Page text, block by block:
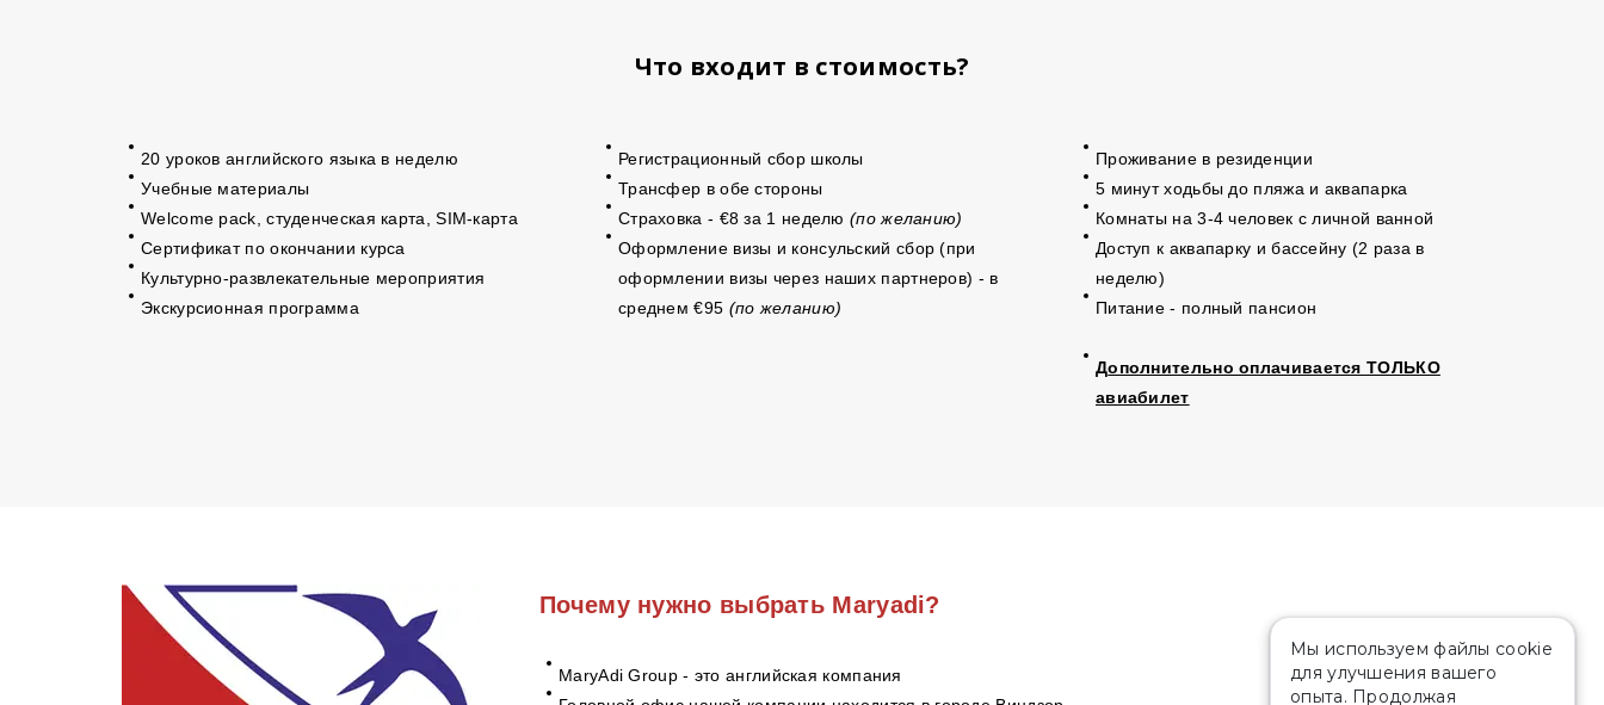
Что входит в стоимость?
20 уроков английского языка в неделю
Учебные материалы
Welcome pack, студенческая карта, SIM-карта
Сертификат по окончании курса
Культурно-развлекательные мероприятия
Экскурсионная программа
Регистрационный сбор школы
Трансфер в обе стороны
Страховка - €8 за 1 неделю(по желанию)
Оформление визы и консульский сбор (при
оформлении визы через наших партнеров) - в
среднем €95 (по желанию)
Проживание в резиденции
5 минут ходьбы до пляжа и аквапарка
Комнаты на 3-4 человек с личной ванной
Доступ к аквапарку и бассейну (2 раза в
неделю)
Питание - полный пансион
Дополнительно оплачивается ТОЛЬКО
авиабилет
Почему нужно выбрать Maryadi?
MaryAdi Group - это английская компания
Мы используем файлы cookie
для улучшения вашего
опыта. Продолжая